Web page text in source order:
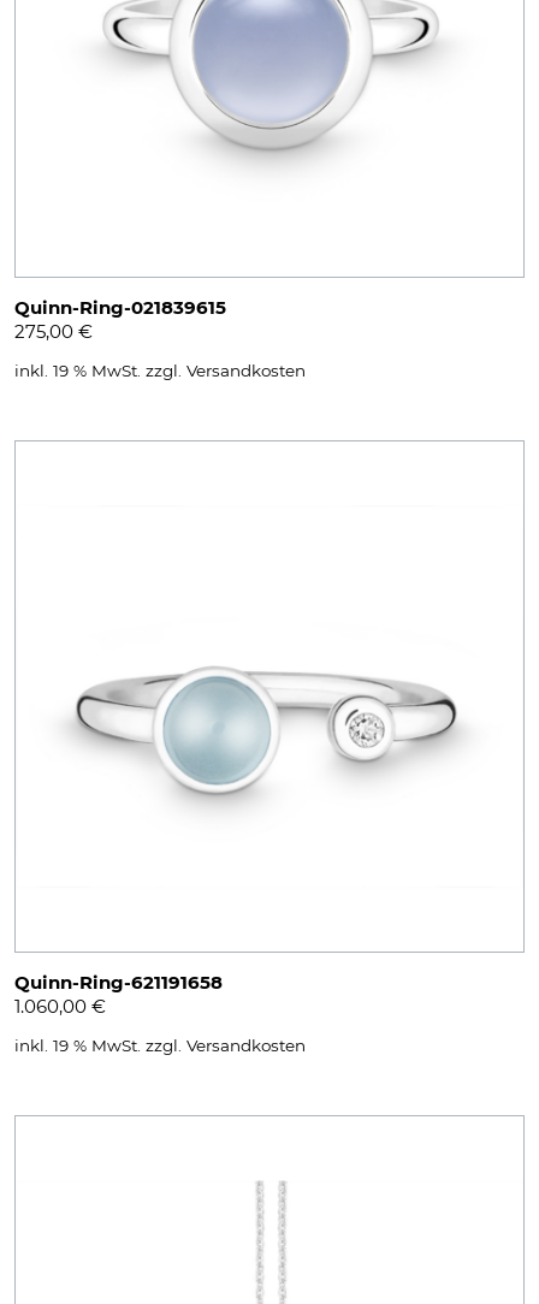
Quinn-Ring-021839615
275,00 €
inkl. 19 % MwSt. zzgl. Versandkosten
Quinn-Ring-621191658
1.060,00 €
inkl. 19 % MwSt. zzgl. Versandkosten